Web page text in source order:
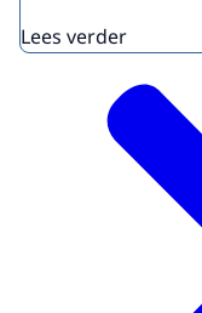
Lees verder